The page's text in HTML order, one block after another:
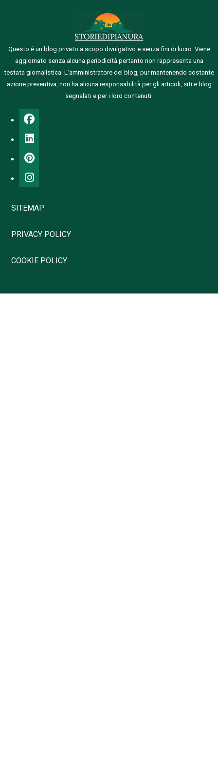
Questo è un blog privato a scopo divulgativo e senza fini di lucro. Viene
aggiornato senza alcuna periodicità pertanto non rappresenta una
testata giornalistica. L’amministratore del blog, pur mantenendo costante
azione preventiva, non ha alcuna responsabilità per gli articoli, siti e blog
segnalati e per i loro contenuti.
SITEMAP
PRIVACY POLICY
COOKIE POLICY